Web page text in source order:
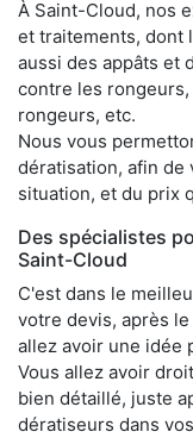
À Saint-Cloud, nos
et traitements, dont
aussi des appâts et
contre les
rongeurs, etc.
Nous vous
dératisation, afin de
situation, et du prix
Des spécialistes
Saint-Cloud
C'est dans le
votre devis, après
allez avoir une idée
Vous allez avoir
bien détaillé, juste
dératiseurs dans